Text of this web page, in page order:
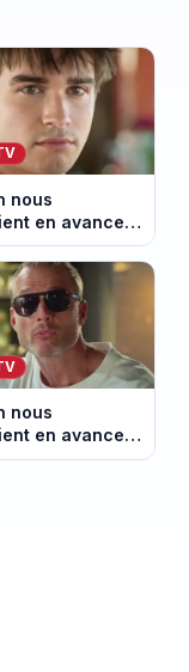
nous
en avance:
perd le
Episode du 10
nous
en avance:
éclate sur